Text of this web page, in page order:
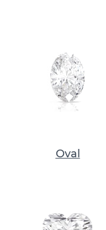
Oval